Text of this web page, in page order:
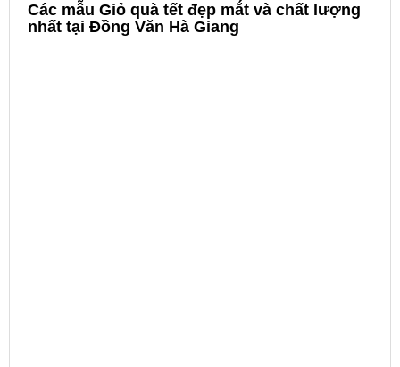
Các mẫu Giỏ quà tết đẹp mắt và chất lượng
nhất tại Đồng Văn Hà Giang